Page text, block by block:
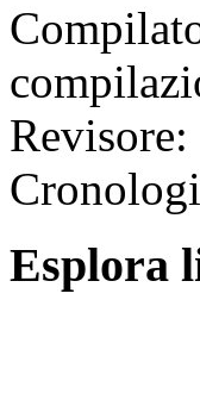
Revisore:
Esplora